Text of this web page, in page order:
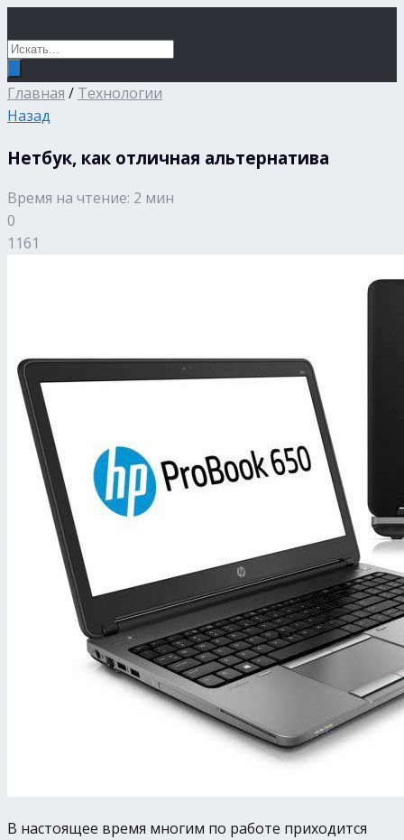
Главная / Технологии
Назад
Нетбук, как отличная альтернатива
Время на чтение: 2 мин
0
1161
В настоящее время многим по работе приходится